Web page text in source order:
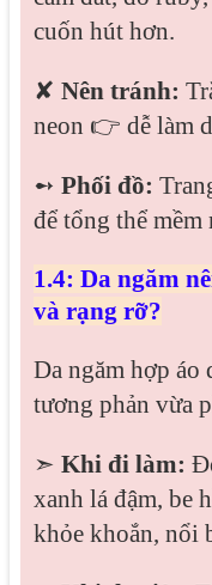
cuốn hút hơn.
✘ Nên tránh:
neon 👉 dễ làm
➻ Phối đồ:
để tổng thể mềm
1.4: Da ngăm
và rạng rỡ?
Da ngăm hợp áo
tương phản vừa
➣ Khi đi làm:
xanh lá đậm, be
khỏe khoắn, nổi